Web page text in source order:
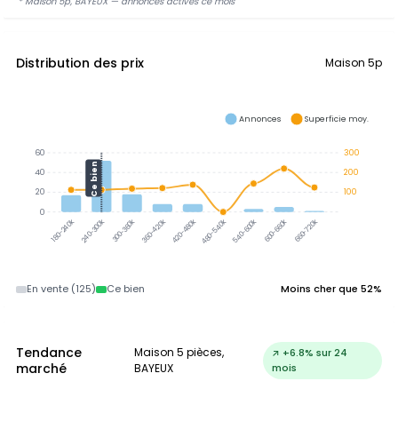
Distribution des prix Maison 5p
180-240k 240-300k 300-360k 360-420k 420-480k 480-540k540-600k 600-660k 660-720k
Ce bien
300
200
100
60
40
20
0
Annonces Superficie moy.
En vente (125) Ce bien Moins cher que 52%
Tendance
marché
Maison 5 pièces,
BAYEUX
↗ +6.8% sur 24
mois